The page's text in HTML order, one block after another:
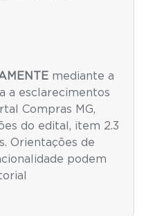
mediante a
a esclarecimentos
Compras MG,
do edital, item 2.3
Orientações de
podem